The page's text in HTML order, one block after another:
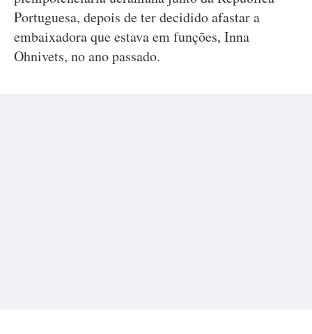
Portuguesa, depois de ter decidido afastar a
embaixadora que estava em funções, Inna
Ohnivets, no ano passado.